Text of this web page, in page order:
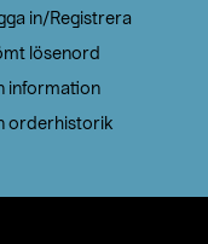
in/Registrera
lösenord
information
orderhistorik